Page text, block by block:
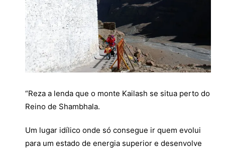
“Reza a lenda que o monte Kailash se situa perto do
Reino de Shambhala.
Um lugar idílico onde só consegue ir quem evolui
para um estado de energia superior e desenvolve